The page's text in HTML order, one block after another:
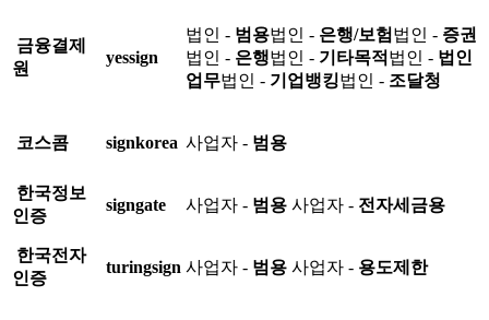
금융결제
원
yessign
법인 - 범용법인 - 은행/보험 법인 - 증권
법인 - 은행법인 - 기타목적 법인 - 법인
업무법인 - 기업뱅킹법인 - 조달청
코스콤 signkorea 사업자 - 범용
한국정보
인증
signgate 사업자 - 범용 사업자 - 전자세금용
한국전자
인증
turingsign 사업자 - 범용 사업자 - 용도제한